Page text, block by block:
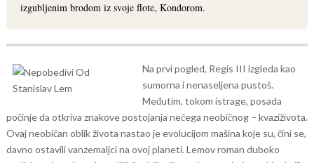
izgubljenim brodom iz svoje flote, Kondorom.
Na prvi pogled, Regis III izgleda kao
sumorna i nenaseljena pustoš.
Međutim, tokom istrage, posada
počinje da otkriva znakove postojanja nečega neobičnog – kvaziživota.
Ovaj neobičan oblik života nastao je evolucijom mašina koje su, čini se,
davno ostavili vanzemaljci na ovoj planeti. Lemov roman duboko